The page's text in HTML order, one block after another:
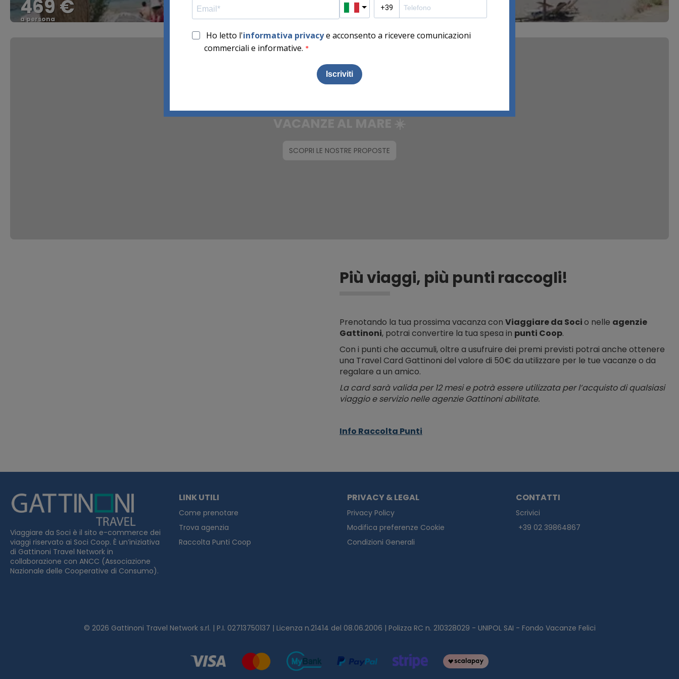
469 €
a persona
Vedere
SCOPRI LE NOSTRE PROPOSTE
Più viaggi, più punti raccogli!
Prenotando la tua prossima vacanza con Viaggiare da Socio nelle agenzie
Gattinoni, potrai convertire la tua spesa in punti Coop.
Con i punti che accumuli, oltre a usufruire dei premi previsti potrai anche ottenere
una Travel Card Gattinoni del valore di 50€ da utilizzare per le tue vacanze o da
regalare a un amico.
La card sarà valida per 12 mesi e potrà essere utilizzata per l’acquisto di qualsiasi
viaggio e servizio nelle agenzie Gattinoni abilitate.
Info Raccolta Punti
Viaggiare da Soci è il sito e-commerce dei
viaggi riservato ai Soci Coop. È un’iniziativa
di Gattinoni Travel Network in
collaborazione con ANCC (Associazione
Nazionale delle Cooperative di Consumo).
LINK UTILI
Come prenotare
Trova agenzia
Raccolta Punti Coop
PRIVACY & LEGAL
Privacy Policy
Modifica preferenze Cookie
Condizioni Generali
CONTATTI
Scrivici
+39 02 39864867
© 2026 Gattinoni Travel Network s.rl. | P.I. 02713750137 | Licenza n.21414 del 08.06.2006 | Polizza RC n. 210328029 - UNIPOL SAI - Fondo Vacanze Felici